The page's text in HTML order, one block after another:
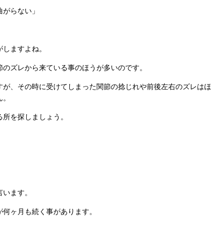
らない」
ますよね。
ズレから来ている事のほうが多いのです。
、その時に受けてしまった関節の捻じれや前後左右のズレはほ
を探しましょう。
ます。
ヶ月も続く事があります。